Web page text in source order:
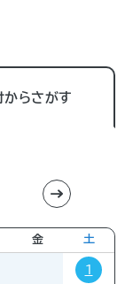
からさがす
金 土
1